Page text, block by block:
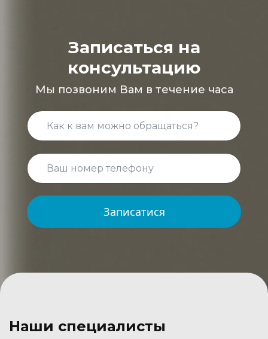
Записаться на
консультацию
Мы позвоним Вам в течение часа
Записатися
Наши специалисты